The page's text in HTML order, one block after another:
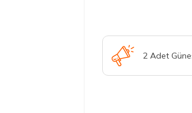
2 Adet